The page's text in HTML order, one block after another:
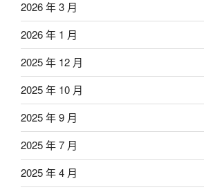
2026 年 3 月
2026 年 1 月
2025 年 12 月
2025 年 10 月
2025 年 9 月
2025 年 7 月
2025 年 4 月